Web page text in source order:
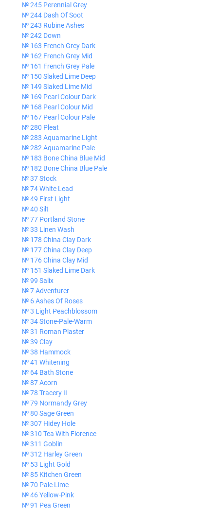
№ 245 Perennial Grey
№ 244 Dash Of Soot
№ 243 Rubine Ashes
№ 242 Down
№ 163 French Grey Dark
№ 162 French Grey Mid
№ 161 French Grey Pale
№ 150 Slaked Lime Deep
№ 149 Slaked Lime Mid
№ 169 Pearl Colour Dark
№ 168 Pearl Colour Mid
№ 167 Pearl Colour Pale
№ 280 Pleat
№ 283 Aquamarine Light
№ 282 Aquamarine Pale
№ 183 Bone China Blue Mid
№ 182 Bone China Blue Pale
№ 37 Stock
№ 74 White Lead
№ 49 First Light
№ 40 Silt
№ 77 Portland Stone
№ 33 Linen Wash
№ 178 China Clay Dark
№ 177 China Clay Deep
№ 176 China Clay Mid
№ 151 Slaked Lime Dark
№ 99 Salix
№ 7 Adventurer
№ 6 Ashes Of Roses
№ 3 Light Peachblossom
№ 34 Stone-Pale-Warm
№ 31 Roman Plaster
№ 39 Clay
№ 38 Hammock
№ 41 Whitening
№ 64 Bath Stone
№ 87 Acorn
№ 78 Tracery II
№ 79 Normandy Grey
№ 80 Sage Green
№ 307 Hidey Hole
№ 310 Tea With Florence
№ 311 Goblin
№ 312 Harley Green
№ 53 Light Gold
№ 85 Kitchen Green
№ 70 Pale Lime
№ 46 Yellow-Pink
№ 91 Pea Green